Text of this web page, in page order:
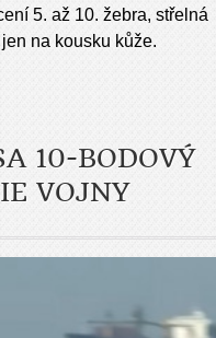
5. až 10. žebra, střelná
na kousku kůže.
10-BODOVÝ
VOJNY